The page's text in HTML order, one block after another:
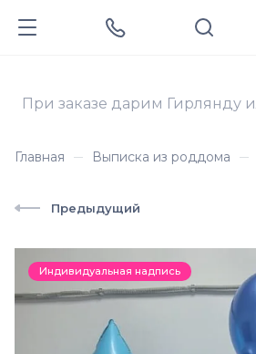
При заказе дарим Гирлянду
Главная Выписка из роддома
Предыдущий
Индивидуальная надпись